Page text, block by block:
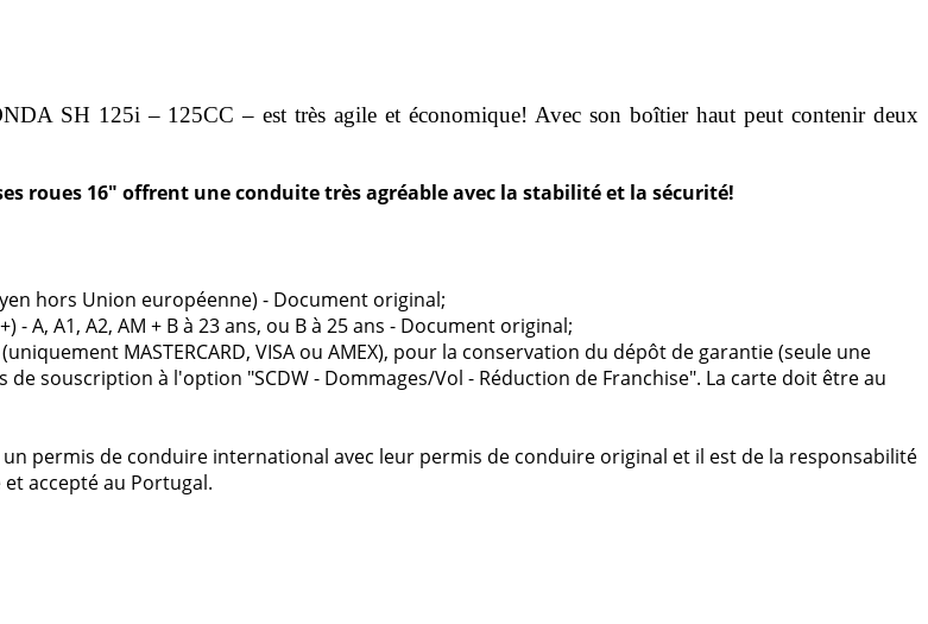
SH 125i – 125CC – est très agile et économique! Avec son boîtier haut peut contenir deux
roues 16″ offrent une conduite très agréable avec la stabilité et la sécurité!
hors Union européenne) - Document original;
A, A1, A2, AM + B à 23 ans, ou B à 25 ans - Document original;
MASTERCARD, VISA ou AMEX), pour la conservation du dépôt de garantie (seule une
souscription à l'option "SCDW - Dommages/Vol - Réduction de Franchise". La carte doit être au
permis de conduire international avec leur permis de conduire original et il est de la responsabilité
accepté au Portugal.